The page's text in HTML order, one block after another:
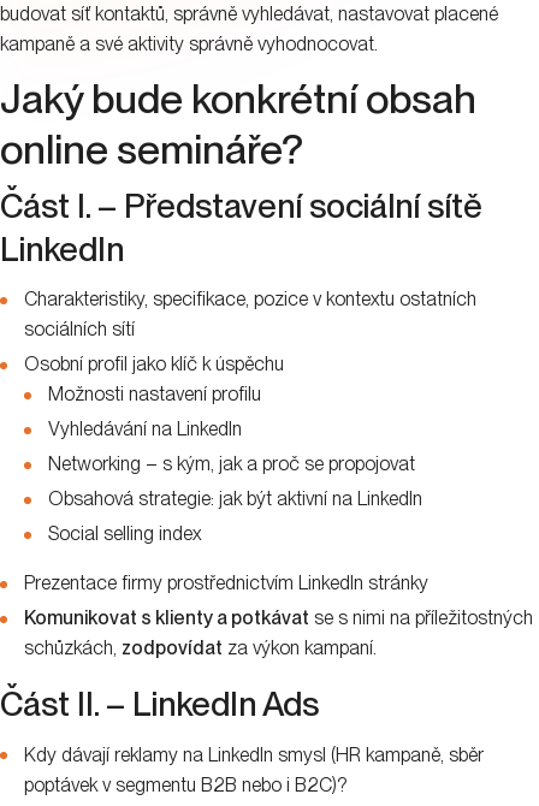
budovat síť kontaktů, správně vyhledávat, nastavovat placené
kampaně a své aktivity správně vyhodnocovat.
Jaký bude konkrétní obsah
online semináře?
Část I. – Představení sociální sítě
LinkedIn
Charakteristiky, specifikace, pozice v kontextu ostatních
sociálních sítí
Osobní profil jako klíč k úspěchu
Možnosti nastavení profilu
Vyhledávání na LinkedIn
Networking – s kým, jak a proč se propojovat
Obsahová strategie: jak být aktivní na LinkedIn
Social selling index
Prezentace firmy prostřednictvím LinkedIn stránky
Komunikovat s klienty a potkávat se s nimi na příležitostných
schůzkách, zodpovídat za výkon kampaní.
Část II. – LinkedIn Ads
Kdy dávají reklamy na LinkedIn smysl (HR kampaně, sběr
poptávek v segmentu B2B nebo i B2C)?